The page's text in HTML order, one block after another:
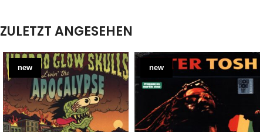
ZULETZT ANGESEHEN
new new